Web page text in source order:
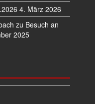
4. März 2026
zu Besuch an
2025